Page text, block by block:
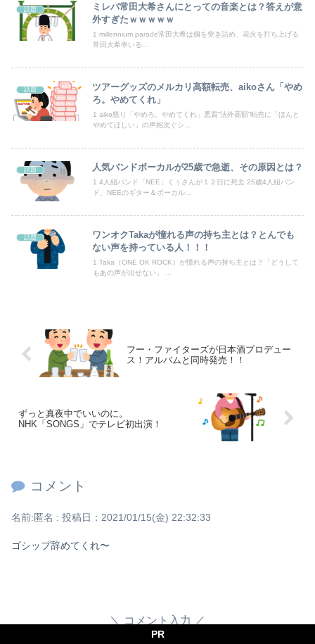
【画像】ギャル「妹の豊胸お○ぱいおもろすぎ！」www
【ニュース】 高市政権の消費税減税に反対している９人の自民党議員が全て判明！！！！ やっぱりコイツラかｗｗｗｗｗ
【追放された転生重騎士】急に面白くなるじゃん…
話題
ミレパ常田大希さんにとっての音楽とは？答えが意
外すぎたｗｗｗｗｗ
1 millennium parade常田大希は個を突き詰め、花火を打ち上げる
常田大希率いる...
話題
ツアーグッズのメルカリ高額転売、aikoさん「やめ
ろ。やめてくれ」
1 aiko怒り「やめろ。やめてくれ」悪質”法外高額”転売に「ほんと
やめてほしい」の声相次ぐシ...
話題 人気バンドボーカルが25歳で急逝、その原因とは？
1 4人組バンド「NEE」くぅさんが１２日に死去 25歳4人組バン
ド、NEEのギター＆ボーカル...
話題
ワンオクTakaが憧れる声の持ち主とは？とんでも
ない声を持っている人！！！
1 Taka（ONE OK ROCK）が憧れる声の持ち主とは？「どうして
もあの声が出せない」 ...
フー・ファイターズが日本酒プロデュー
ス！アルバムと同時発売！！
ずっと真夜中でいいのに。
NHK「SONGS」でテレビ初出演！
コメント
名前:匿名 : 投稿日：2021/01/15(金) 22:32:33
ゴシップ辞めてくれ〜
コメント入力
PR